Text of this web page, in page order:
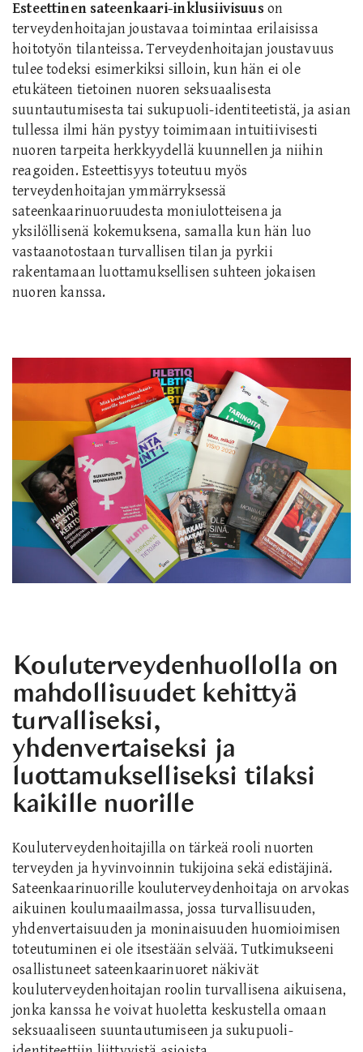
Esteettinen sateenkaari-inklusiivisuuson
terveydenhoitajan joustavaa toimintaa erilaisissa
hoitotyön tilanteissa. Terveydenhoitajan joustavuus
tulee todeksi esimerkiksi silloin, kun hän ei ole
etukäteen tietoinen nuoren seksuaalisesta
suuntautumisesta tai sukupuoli-identiteetistä, ja asian
tullessa ilmi hän pystyy toimimaan intuitiivisesti
nuoren tarpeita herkkyydellä kuunnellen ja niihin
reagoiden. Esteettisyys toteutuu myös
terveydenhoitajan ymmärryksessä
sateenkaarinuoruudesta moniulotteisena ja
yksilöllisenä kokemuksena, samalla kun hän luo
vastaanotostaan turvallisen tilan ja pyrkii
rakentamaan luottamuksellisen suhteen jokaisen
nuoren kanssa.
Kouluterveydenhuollolla on
mahdollisuudet kehittyä
turvalliseksi,
yhdenvertaiseksi ja
luottamukselliseksi tilaksi
kaikille nuorille
Kouluterveydenhoitajilla on tärkeä rooli nuorten
terveyden ja hyvinvoinnin tukijoina sekä edistäjinä.
Sateenkaarinuorille kouluterveydenhoitaja on arvokas
aikuinen koulumaailmassa, jossa turvallisuuden,
yhdenvertaisuuden ja moninaisuuden huomioimisen
toteutuminen ei ole itsestään selvää. Tutkimukseeni
osallistuneet sateenkaarinuoret näkivät
kouluterveydenhoitajan roolin turvallisena aikuisena,
jonka kanssa he voivat huoletta keskustella omaan
seksuaaliseen suuntautumiseen ja sukupuoli-